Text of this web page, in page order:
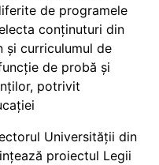
de programele
conținuturi din
și curriculumul de
de probă și
potrivit
Universității din
proiectul Legii